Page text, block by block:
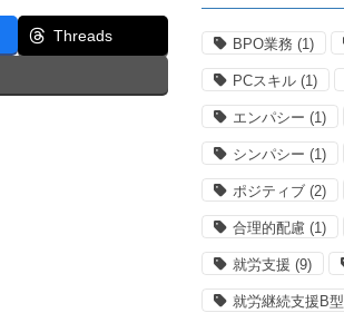
Threads BPO業務 (1)
PCスキル (1)
エンパシー (1)
シンパシー (1)
ポジティブ (2)
合理的配慮 (1)
就労支援 (9)
就労継続支援B型